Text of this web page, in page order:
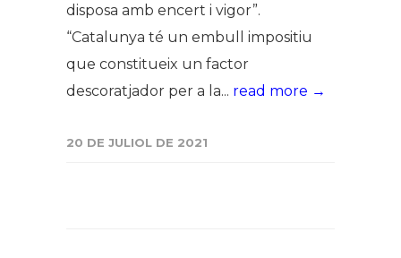
disposa amb encert i vigor”.
“Catalunya té un embull impositiu
que constitueix un factor
descoratjador per a la... read more →
20 DE JULIOL DE 2021